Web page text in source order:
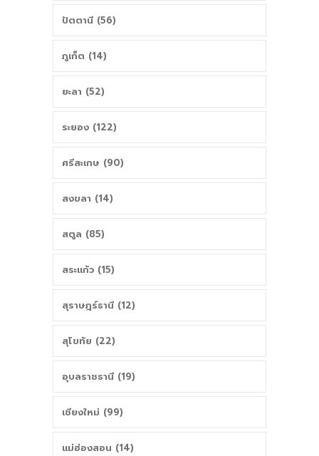
ปัตตานี (56)
ภูเก็ต (14)
ยะลา (52)
ระยอง (122)
ศรีสะเกษ (90)
สงขลา (14)
สตูล (85)
สระแก้ว (15)
สุราษฎร์ธานี (12)
สุโขทัย (22)
อุบลราชธานี (19)
เชียงใหม่ (99)
แม่ฮ่องสอน (14)